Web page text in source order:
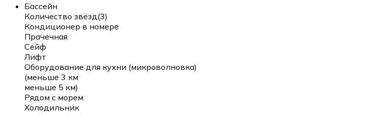
Бассейн
Количество звёзд(3)
Кондиционер в номере
Прачечная
Сейф
Лифт
Оборудование для кухни (микроволновка)
(меньше 3 км
меньше 5 км)
Рядом с морем
Холодильник